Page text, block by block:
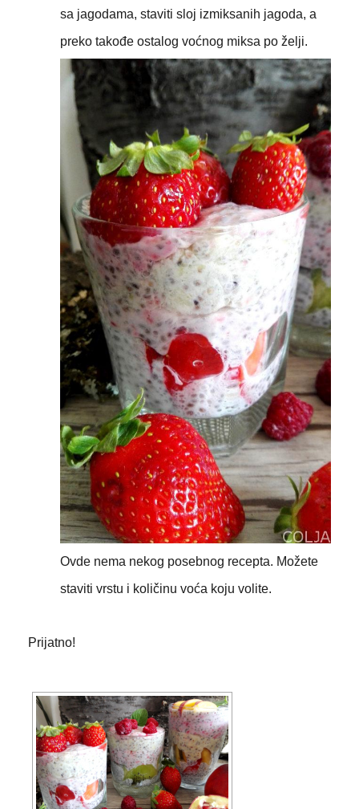
sa jagodama, staviti sloj izmiksanih jagoda, a
preko takođe ostalog voćnog miksa po želji.
Ovde nema nekog posebnog recepta. Možete
staviti vrstu i količinu voća koju volite.
Prijatno!